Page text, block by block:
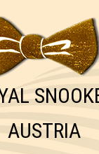
AUSTRIA